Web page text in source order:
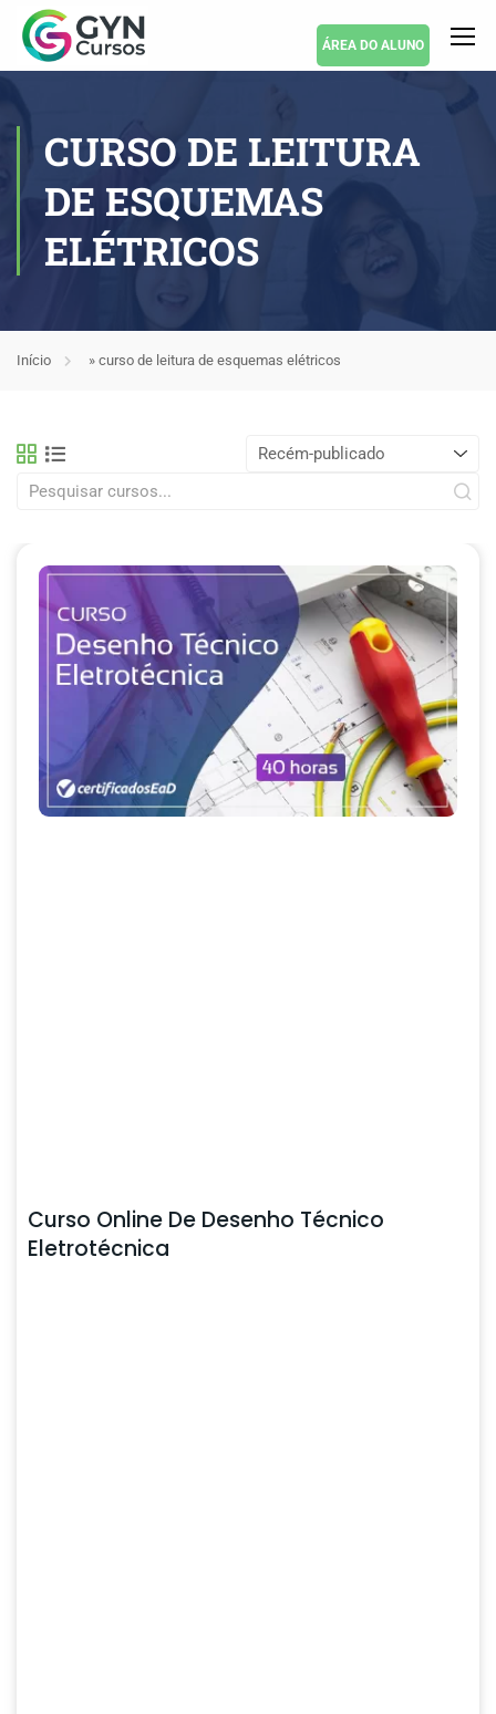
ÁREA DO ALUNO
CURSO DE LEITURA
DE ESQUEMAS
ELÉTRICOS
Início » curso de leitura de esquemas elétricos
Curso Online De Desenho Técnico
Eletrotécnica